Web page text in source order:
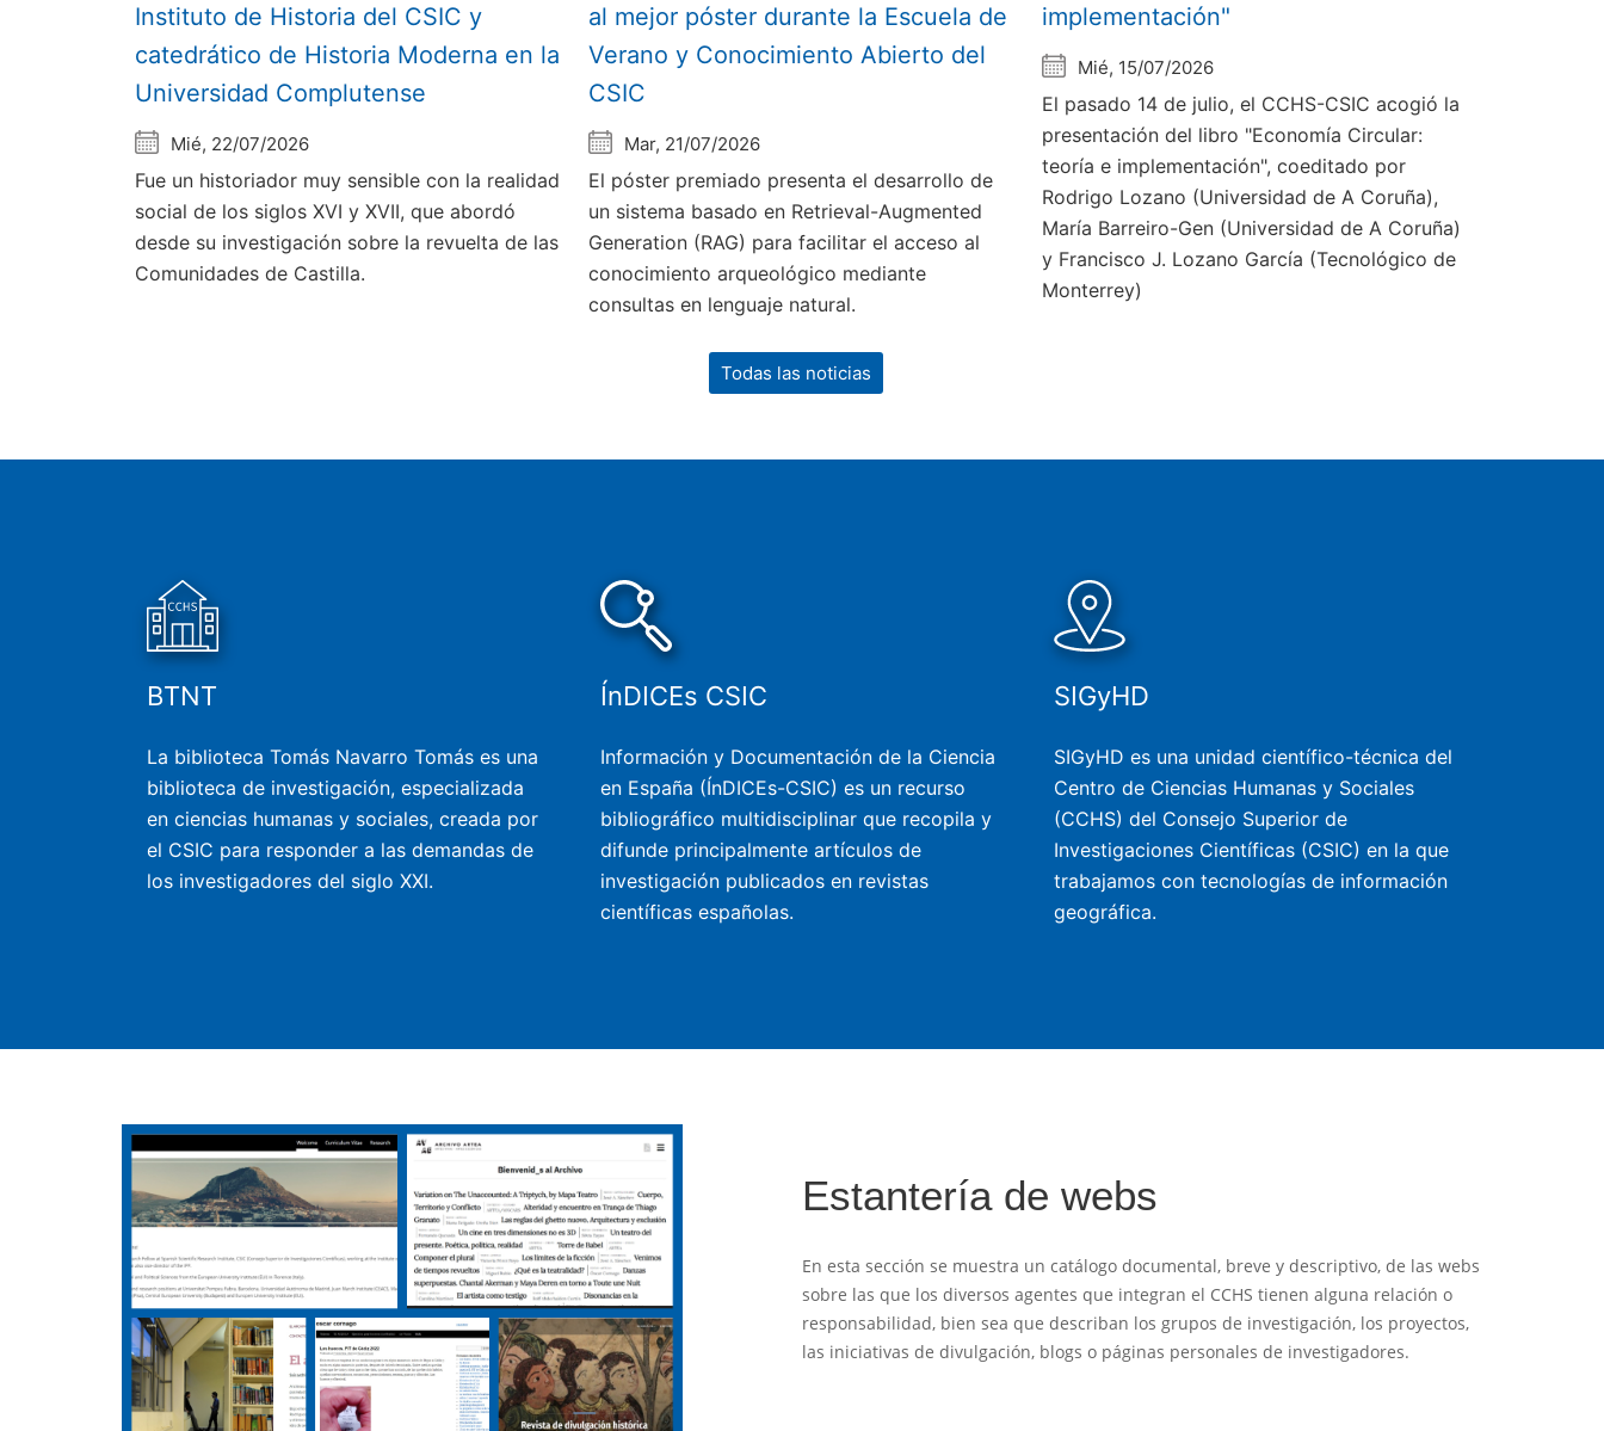
Instituto de Historia del CSIC y
catedrático de Historia Moderna en la
Universidad Complutense
Mié, 22/07/2026
Fue un historiador muy sensible con la realidad
social de los siglos XVI y XVII, que abordó
desde su investigación sobre la revuelta de las
Comunidades de Castilla.
al mejor póster durante la Escuela de
Verano y Conocimiento Abierto del
CSIC
Mar, 21/07/2026
El póster premiado presenta el desarrollo de
un sistema basado en Retrieval-Augmented
Generation (RAG) para facilitar el acceso al
conocimiento arqueológico mediante
consultas en lenguaje natural.
implementación"
Mié, 15/07/2026
El pasado 14 de julio, el CCHS-CSIC acogió la
presentación del libro "Economía Circular:
teoría e implementación", coeditado por
Rodrigo Lozano (Universidad de A Coruña),
María Barreiro-Gen (Universidad de A Coruña)
y Francisco J. Lozano García (Tecnológico de
Monterrey)
Todas las noticias
BTNT
La biblioteca Tomás Navarro Tomás es una
biblioteca de investigación, especializada
en ciencias humanas y sociales, creada por
el CSIC para responder a las demandas de
los investigadores del siglo XXI.
ÍnDICEs CSIC
Información y Documentación de la Ciencia
en España (ÍnDICEs-CSIC) es un recurso
bibliográfico multidisciplinar que recopila y
difunde principalmente artículos de
investigación publicados en revistas
científicas españolas.
SIGyHD
SIGyHD es una unidad científico-técnica del
Centro de Ciencias Humanas y Sociales
(CCHS) del Consejo Superior de
Investigaciones Científicas (CSIC) en la que
trabajamos con tecnologías de información
geográfica.
Estantería de webs
En esta sección se muestra un catálogo documental, breve y descriptivo, de las webs
sobre las que los diversos agentes que integran el CCHS tienen alguna relación o
responsabilidad, bien sea que describan los grupos de investigación, los proyectos,
las iniciativas de divulgación, blogs o páginas personales de investigadores.